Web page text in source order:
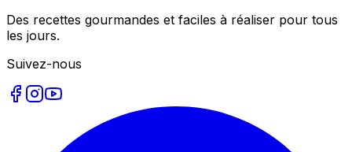
Des recettes gourmandes et faciles à réaliser pour tous
les jours.
Suivez-nous